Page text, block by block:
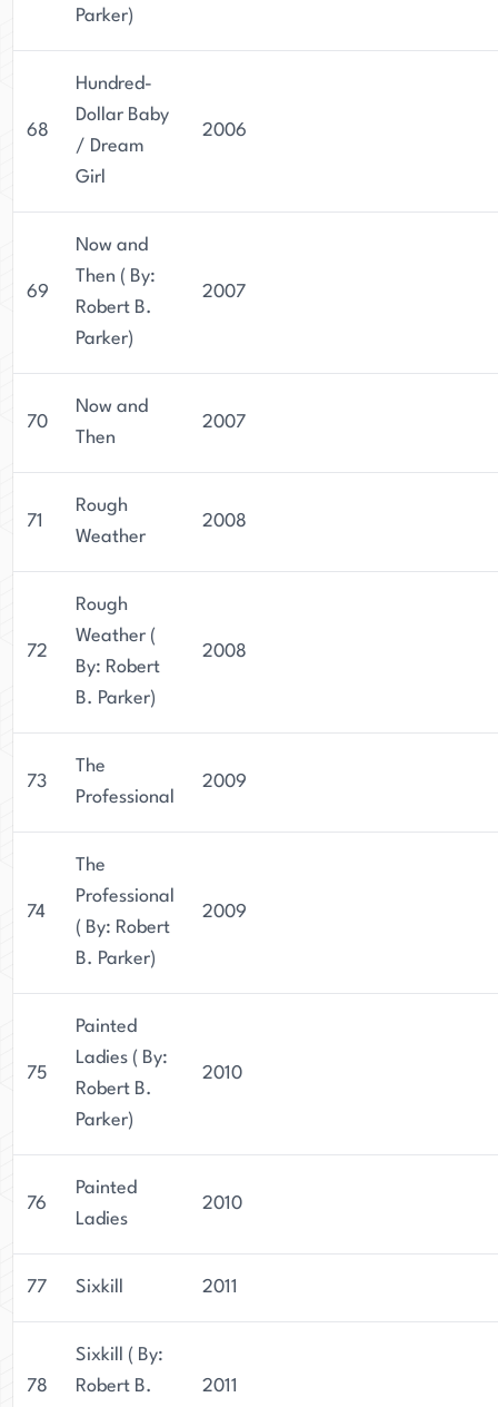
Parker)
68
Hundred-
Dollar Baby
/ Dream
Girl
2006
69
Now and
Then ( By:
Robert B.
Parker)
2007
70
Now and
Then
2007
71
Rough
Weather
2008
72
Rough
Weather (
By: Robert
B. Parker)
2008
73
The
Professional
2009
74
The
Professional
( By: Robert
B. Parker)
2009
75
Painted
Ladies ( By:
Robert B.
Parker)
2010
76
Painted
Ladies
2010
77 Sixkill 2011
78
Sixkill ( By:
Robert B.
2011